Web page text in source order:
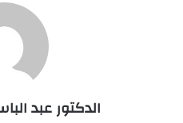
الدكتور عبد